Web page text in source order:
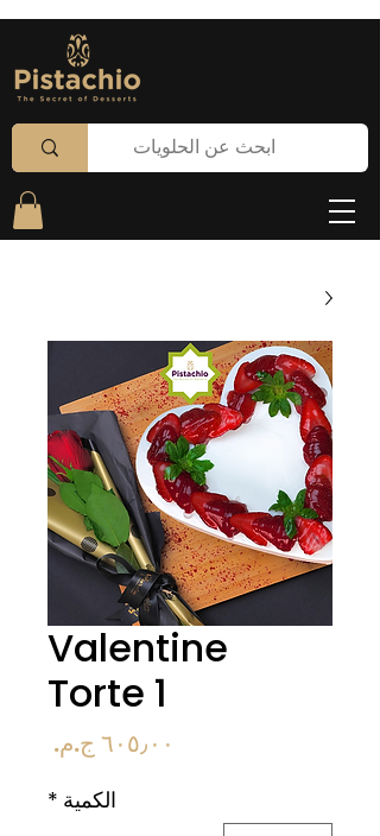
Valentine
Torte 1
الكمية *